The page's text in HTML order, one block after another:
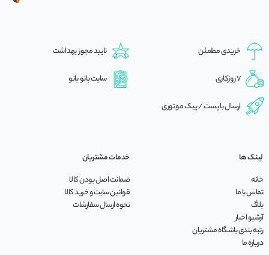
خریدی مطمئن تایید مجوز بهداشت
7 روزکاری سایت بانو بانو
ارسال با پست / پیک موتوری
لینک ها
خانه
تماس با ما
بلاگ
آرشیو اخبار
رتبه بندی باشگاه مشتریان
درباره ما
خدمات مشتریان
ضمانت اصل بودن کالا
قوانین سایت و خرید کالا
نحوه ارسال سفارشات